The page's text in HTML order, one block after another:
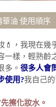
華油 使用順序
💄，我現在幾
一樣，輕熟齡
多。 很多人會
使用?我自己的
擦化妝水。